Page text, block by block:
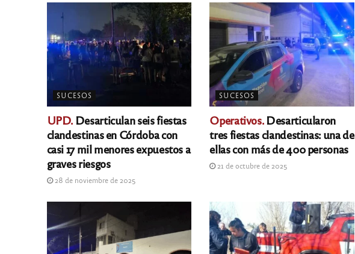
SUCESOS
UPD. Desarticulan seis fiestas
clandestinas en Córdoba con
casi 17 mil menores expuestos a
graves riesgos
28 de noviembre de 2025
SUCESOS
Operativos.Desarticularon
tres fiestas clandestinas: una de
ellas con más de 400 personas
21 de octubre de 2025